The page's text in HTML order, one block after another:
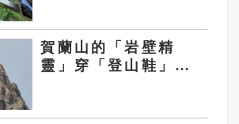
賀蘭山的「岩壁精
靈」穿「登山鞋」還